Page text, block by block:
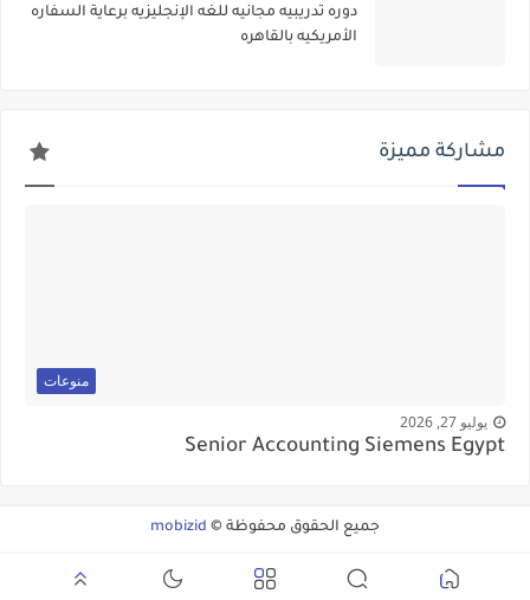
دوره تدريبيه مجانيه للغه الإنجليزيه برعاية السفاره
الأمريكيه بالقاهره
مشاركة مميزة
منوعات
يوليو 27, 2026
Senior Accounting Siemens Egypt
جميع الحقوق محفوظة © mobizid